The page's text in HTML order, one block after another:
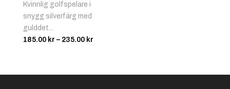
Kvinnlig golfspelare i
snygg silverfärg med
gulddet...
185.00 kr – 235.00 krPrisintervall:
235.00 kr